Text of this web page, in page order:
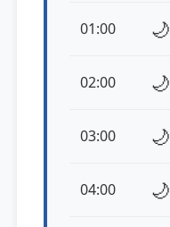
01:00 🌙
02:00 🌙
03:00 🌙
04:00 🌙